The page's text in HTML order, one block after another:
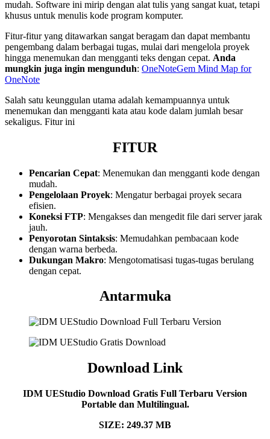
mudah. Software ini mirip dengan alat tulis yang sangat kuat, tetapi
khusus untuk menulis kode program komputer.
Fitur-fitur yang ditawarkan sangat beragam dan dapat membantu
pengembang dalam berbagai tugas, mulai dari mengelola proyek
hingga menemukan dan mengganti teks dengan cepat. Anda
mungkin juga ingin mengunduh: OneNoteGem Mind Map for
OneNote
Salah satu keunggulan utama adalah kemampuannya untuk
menemukan dan mengganti kata atau kode dalam jumlah besar
sekaligus. Fitur ini
FITUR
Pencarian Cepat: Menemukan dan mengganti kode dengan
mudah.
Pengelolaan Proyek: Mengatur berbagai proyek secara
efisien.
Koneksi FTP: Mengakses dan mengedit file dari server jarak
jauh.
Penyorotan Sintaksis: Memudahkan pembacaan kode
dengan warna berbeda.
Dukungan Makro: Mengotomatisasi tugas-tugas berulang
dengan cepat.
Antarmuka
Download Link
IDM UEStudio Download Gratis Full Terbaru Version
Portable dan Multilingual.
SIZE: 249.37 MB